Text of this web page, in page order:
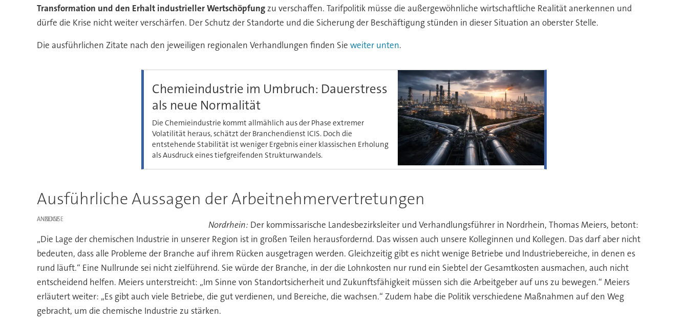
Transformation und den Erhalt industrieller Wertschöpfungzu verschaffen. Tarifpolitik müsse die außergewöhnliche wirtschaftliche Realität anerkennen und
dürfe die Krise nicht weiter verschärfen. Der Schutz der Standorte und die Sicherung der Beschäftigung stünden in dieser Situation an oberster Stelle.
Die ausführlichen Zitate nach den jeweiligen regionalen Verhandlungen finden Sie weiter unten.
Chemieindustrie im Umbruch: Dauerstress
als neue Normalität
Die Chemieindustrie kommt allmählich aus der Phase extremer
Volatilität heraus, schätzt der Branchendienst ICIS. Doch die
entstehende Stabilität ist weniger Ergebnis einer klassischen Erholung
als Ausdruck eines tiefgreifenden Strukturwandels.
Ausführliche Aussagen der Arbeitnehmervertretungen
ANZEIGE Nordrhein: Der kommissarische Landesbezirksleiter und Verhandlungsführer in Nordrhein, Thomas Meiers, betont:
„Die Lage der chemischen Industrie in unserer Region ist in großen Teilen herausfordernd. Das wissen auch unsere Kolleginnen und Kollegen. Das darf aber nicht
bedeuten, dass alle Probleme der Branche auf ihrem Rücken ausgetragen werden. Gleichzeitig gibt es nicht wenige Betriebe und Industriebereiche, in denen es
rund läuft.“ Eine Nullrunde sei nicht zielführend. Sie würde der Branche, in der die Lohnkosten nur rund ein Siebtel der Gesamtkosten ausmachen, auch nicht
entscheidend helfen. Meiers unterstreicht: „Im Sinne von Standortsicherheit und Zukunftsfähigkeit müssen sich die Arbeitgeber auf uns zu bewegen.“ Meiers
erläutert weiter: „Es gibt auch viele Betriebe, die gut verdienen, und Bereiche, die wachsen.“ Zudem habe die Politik verschiedene Maßnahmen auf den Weg
gebracht, um die chemische Industrie zu stärken.